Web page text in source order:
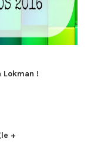
Lokman !
+